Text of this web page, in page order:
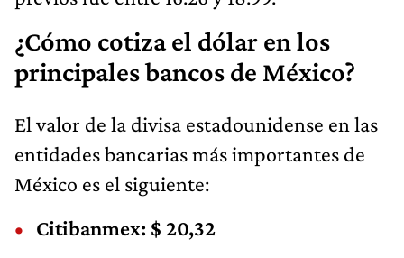
¿Cómo cotiza el dólar en los
principales bancos de México?
El valor de la divisa estadounidense en las
entidades bancarias más importantes de
México es el siguiente:
Citibanmex: $ 20,32